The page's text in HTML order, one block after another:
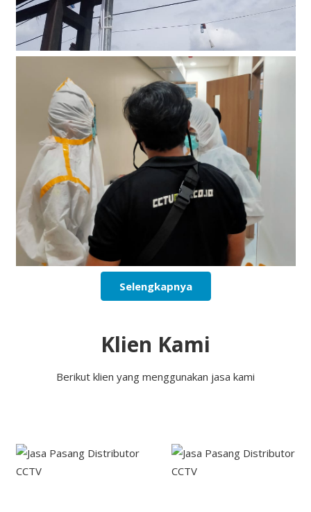
Selengkapnya
Klien Kami
Berikut klien yang menggunakan jasa kami